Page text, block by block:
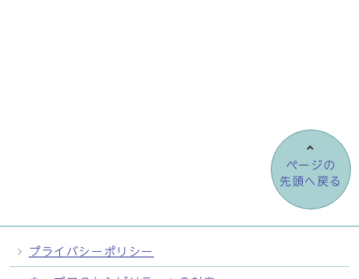
ページの
先頭へ戻る
プライバシーポリシー